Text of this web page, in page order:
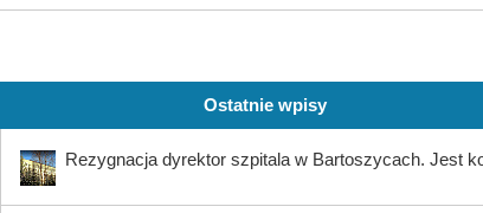
Ostatnie wpisy
Rezygnacja dyrektor szpitala w Bartoszycach. Jest